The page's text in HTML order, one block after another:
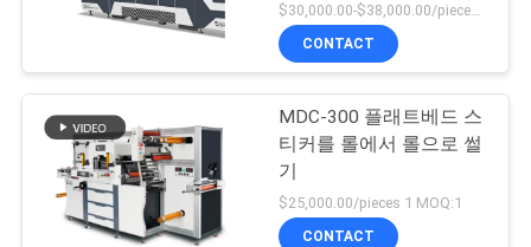
$30,000.00-$38,000.00/pieces MOQ:1
CONTACT
MDC-300 플래트베드 스
티커를 롤에서 롤으로 썰
기
$25,000.00/pieces 1 MOQ:1
CONTACT